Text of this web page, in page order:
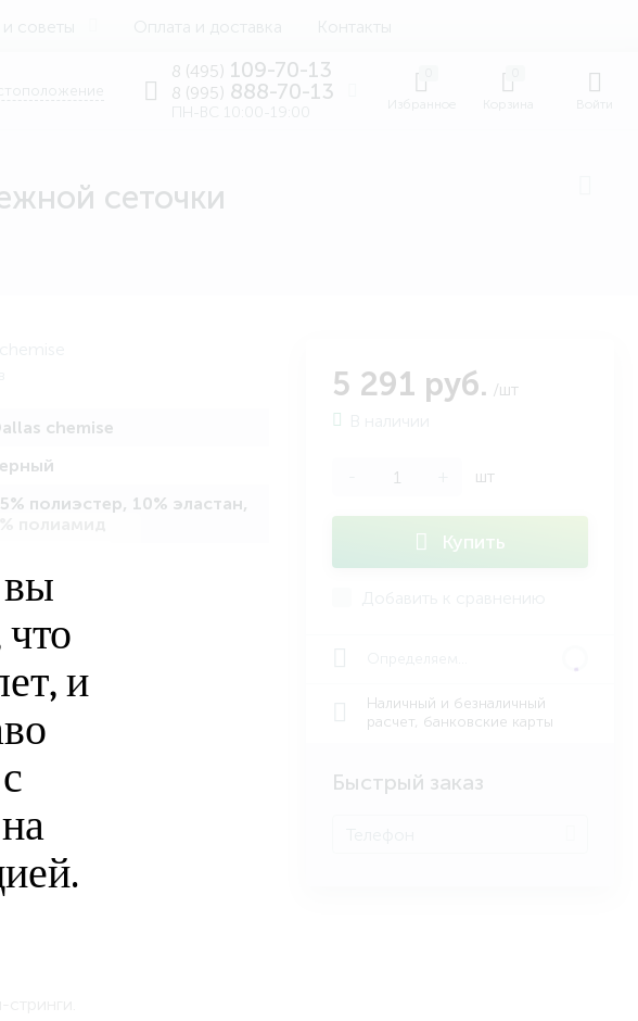
советы Оплата и доставка Контакты
8 (495) 109-70-13
8 (995) 888-70-13
ПН-ВС 10:00-19:00
сеточки
chemise
полиэстер, 10% эластан,
5 291 руб. /шт
шт
Купить
Наличный и безналичный
расчет, банковские карты
Быстрый заказ
вы
и